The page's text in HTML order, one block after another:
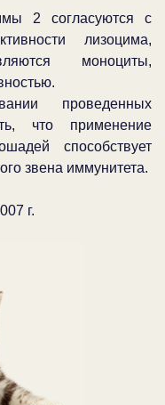
2 согласуются с
лизоцима,
моноциты,
проведенных
что применение
способствует
звена иммунитета.
г.